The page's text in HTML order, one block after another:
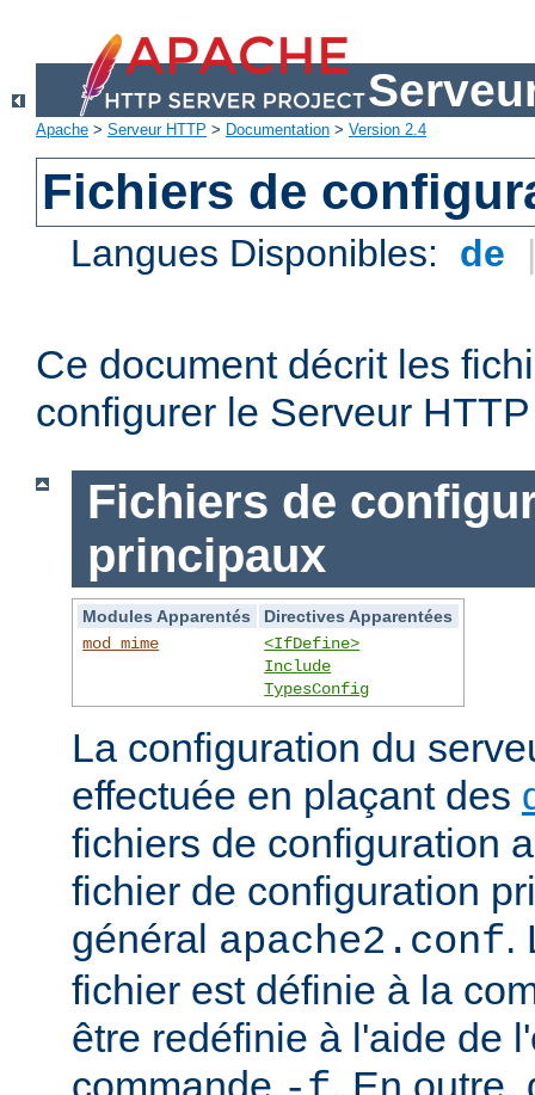
Apache > Serveur HTTP > Documentation > Version 2.4
Fichiers de
Langues Disponibles: de
Ce document décrit les
configurer le Serveur
Fichiers de
principaux
Modules Apparentés
Directives Apparentées
mod_mime
<IfDefine>
Include
TypesConfig
La configuration du
effectuée en plaçant des
fichiers de configuration
fichier de configuration
général apache2.conf.
fichier est définie à la
être redéfinie à l'aide de
commande
. En outre,